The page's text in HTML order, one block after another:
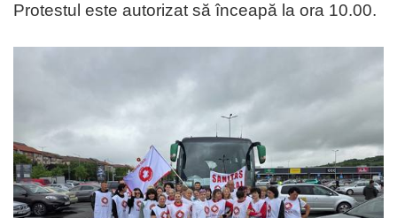
Protestul este autorizat să înceapă la ora 10.00.